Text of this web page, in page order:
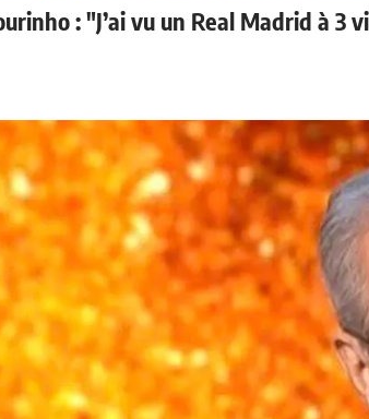
: "J’ai vu un Real Madrid à 3